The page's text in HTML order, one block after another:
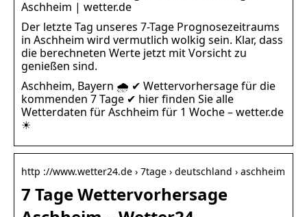
Aschheim | wetter.de
Der letzte Tag unseres 7-Tage Prognosezeitraums
in Aschheim wird vermutlich wolkig sein. Klar, dass
die berechneten Werte jetzt mit Vorsicht zu
genießen sind.
Aschheim, Bayern 🌧️ ✔ Wettervorhersage für die
kommenden 7 Tage ✔ hier finden Sie alle
Wetterdaten für Aschheim für 1 Woche – wetter.de
☀
http ://www.wetter24.de › 7tage › deutschland › aschheim
7 Tage Wettervorhersage